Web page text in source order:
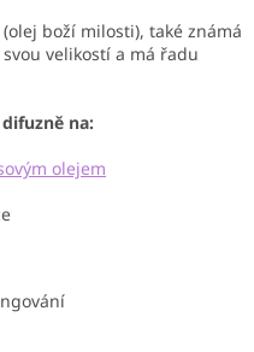
(olej boží milosti), také známá
velikostí a má řadu
na:
olejem